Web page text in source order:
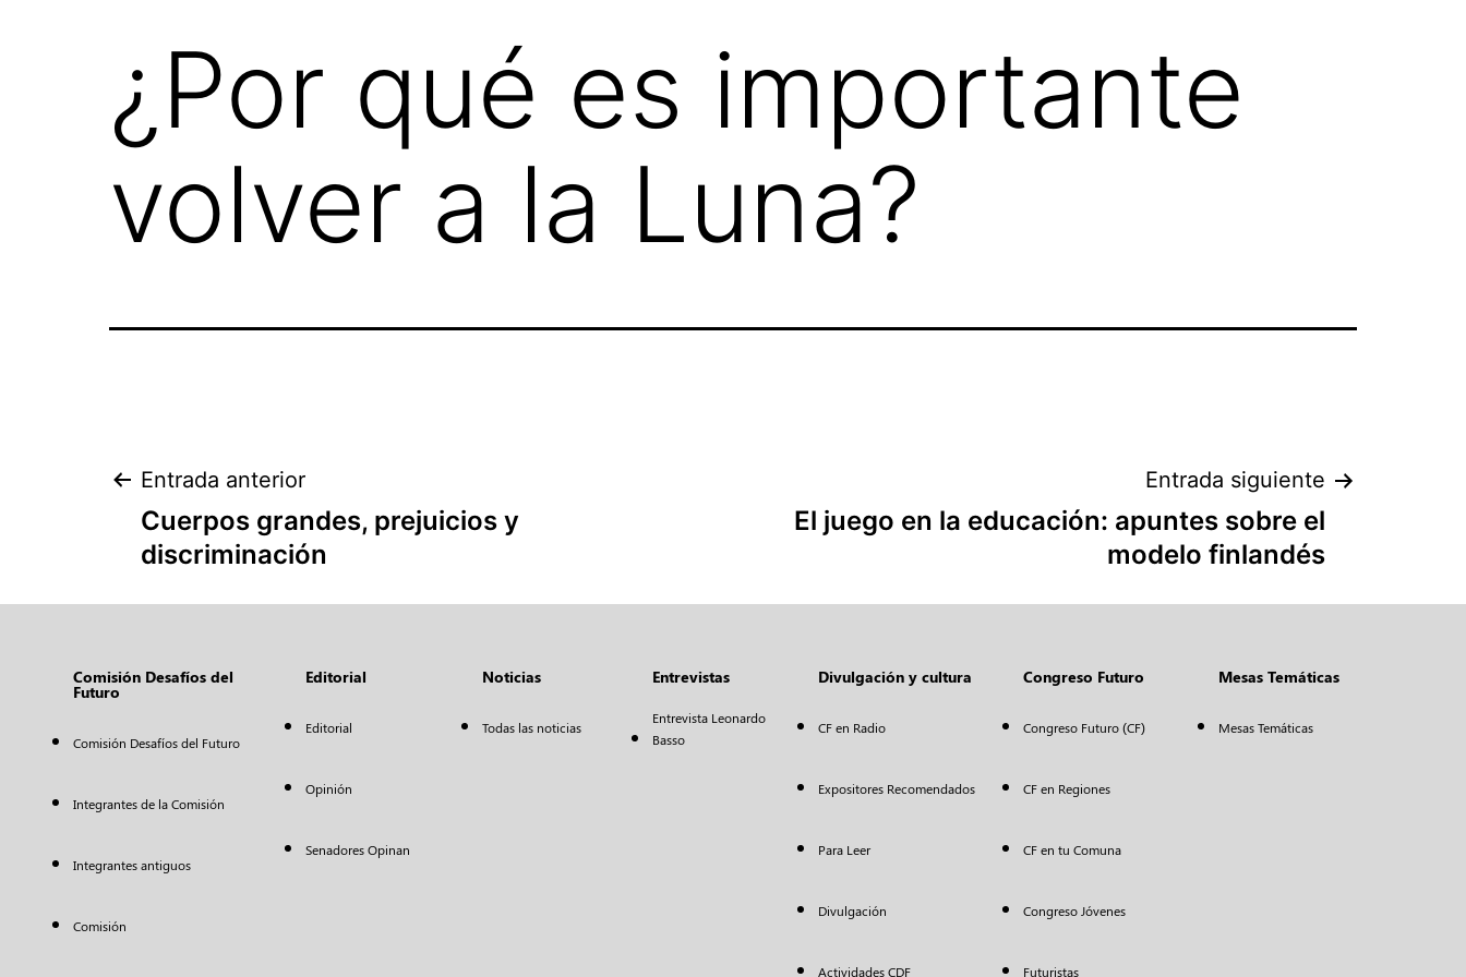
¿Por qué es importante
volver a la Luna?
Entrada anterior
Cuerpos grandes, prejuicios y
discriminación
Entrada siguiente
El juego en la educación: apuntes sobre el
modelo finlandés
Comisión Desafíos del
Futuro
Comisión Desafíos del Futuro
Integrantes de la Comisión
Integrantes antiguos
Comisión
Editorial
Editorial
Opinión
Senadores Opinan
Noticias
Todas las noticias
Entrevistas
Entrevista Leonardo
Basso
Divulgación y cultura
CF en Radio
Expositores Recomendados
Para Leer
Divulgación
Actividades CDF
Congreso Futuro
Congreso Futuro (CF)
CF en Regiones
CF en tu Comuna
Congreso Jóvenes
Futuristas
Mesas Temáticas
Mesas Temáticas